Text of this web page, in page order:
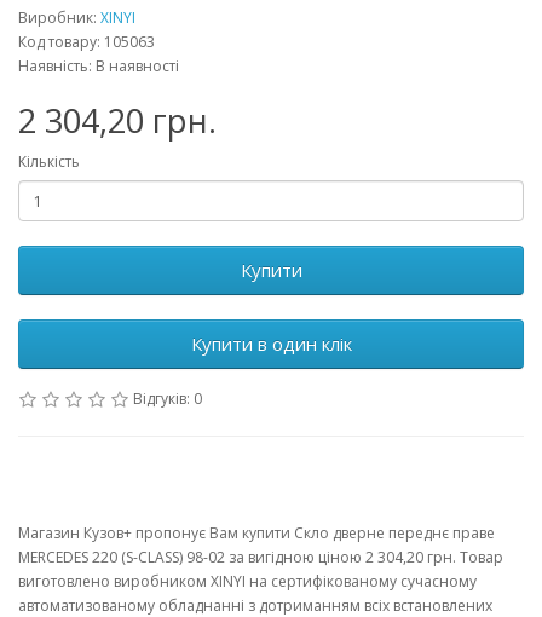
Виробник: XINYI
Код товару: 105063
Наявність: В наявності
2 304,20 грн.
Кількість
Купити
Купити в один клік
Відгуків: 0
Магазин Кузов+ пропонує Вам купити Скло дверне переднє праве
MERCEDES 220 (S-CLASS) 98-02 за вигідною ціною 2 304,20 грн. Товар
виготовлено виробником XINYI на сертифікованому сучасному
автоматизованому обладнанні з дотриманням всіх встановлених